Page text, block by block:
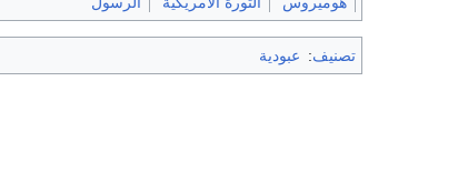
تصنيف: عبودية